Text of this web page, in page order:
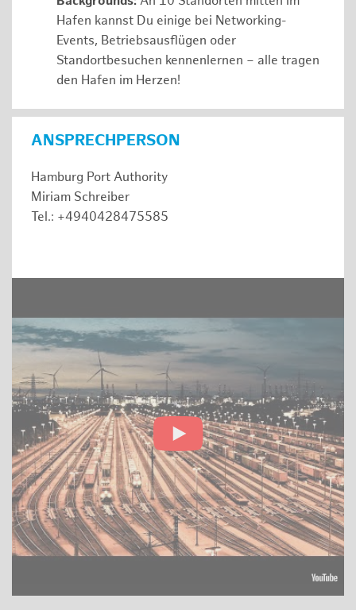
Hafen kannst Du einige bei Networking-
Events, Betriebsausflügen oder
Standortbesuchen kennenlernen – alle tragen
den Hafen im Herzen!
ANSPRECHPERSON
Hamburg Port Authority
Miriam Schreiber
Tel.: +4940428475585